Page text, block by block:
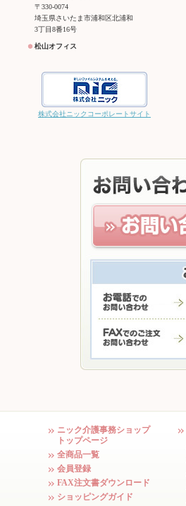
〒330-0074
埼玉県さいたま市浦和区北浦和
3丁目8番16号
松山オフィス
株式会社ニックコーポレートサイト
ニック介護事務ショップ
トップページ
全商品一覧
会員登録
FAX注文書ダウンロード
ショッピングガイド